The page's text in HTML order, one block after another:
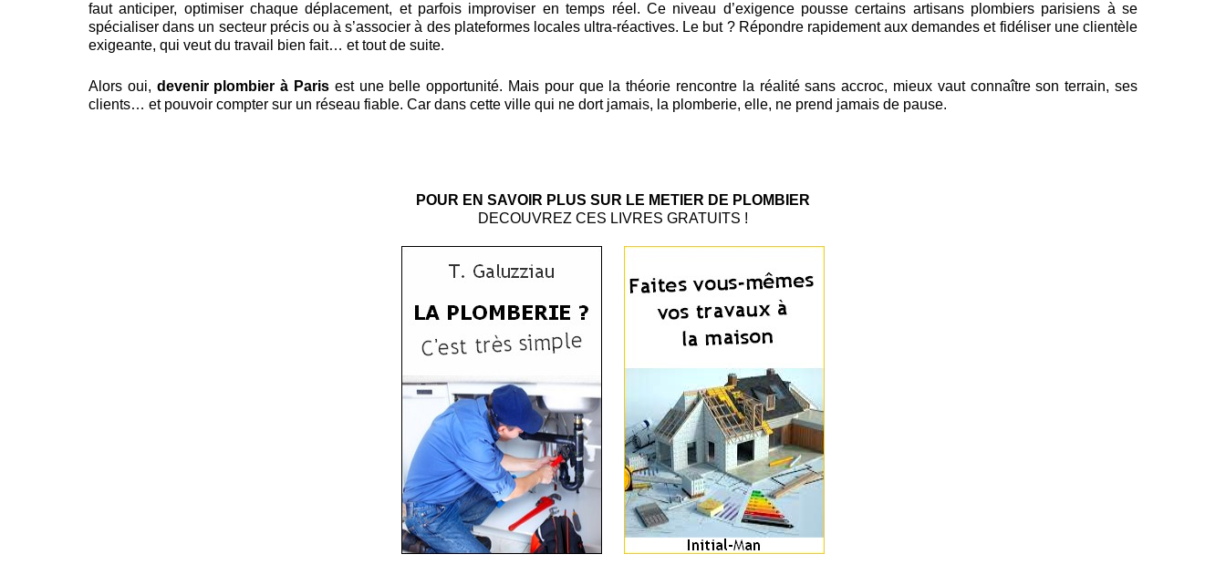
faut anticiper, optimiser chaque déplacement, et parfois improviser en temps réel. Ce niveau d’exigence pousse certains artisans plombiers parisiens à se
spécialiser dans un secteur précis ou à s’associer à des plateformes locales ultra-réactives. Le but ? Répondre rapidement aux demandes et fidéliser une clientèle
exigeante, qui veut du travail bien fait… et tout de suite.
Alors oui, devenir plombier à Paris est une belle opportunité. Mais pour que la théorie rencontre la réalité sans accroc, mieux vaut connaître son terrain, ses
clients… et pouvoir compter sur un réseau fiable. Car dans cette ville qui ne dort jamais, la plomberie, elle, ne prend jamais de pause.
POUR EN SAVOIR PLUS SUR LE METIER DE PLOMBIER
DECOUVREZ CES LIVRES GRATUITS !